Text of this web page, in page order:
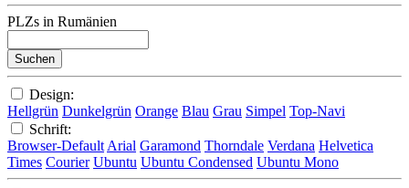
PLZs in Rumänien
Design:
Hellgrün Dunkelgrün Orange Blau Grau Simpel Top-Navi
Schrift:
Browser-Default Arial Garamond Thorndale Verdana Helvetica
Times Courier Ubuntu Ubuntu Condensed Ubuntu Mono